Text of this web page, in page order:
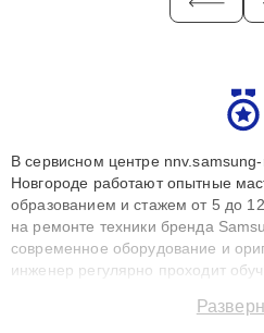
В сервисном центре
Новгороде работают опытные
образованием и стажем от 5 до
на ремонте техники бренда
современное оборудование и
инженер регулярно проходит
восстанавливать технику с